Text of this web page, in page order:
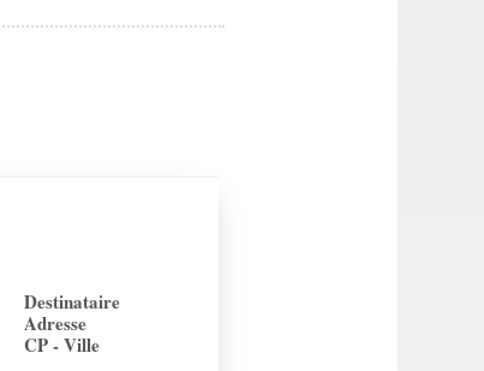
Destinataire
Adresse
CP - Ville